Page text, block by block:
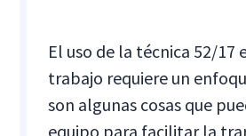
El uso de la técnica 52/17
trabajo requiere un
son algunas cosas que
equipo para facilitar la